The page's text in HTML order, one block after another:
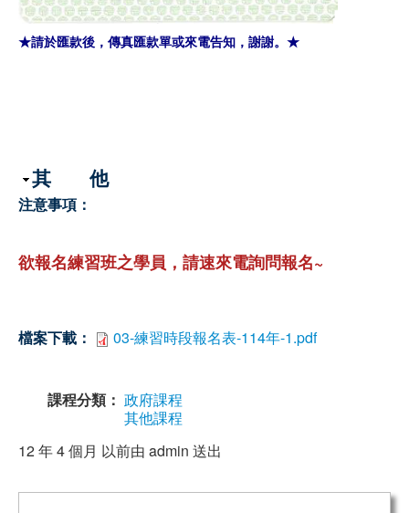
★請於匯款後，傳真匯款單或來電告知，謝謝。★
隱藏
其 他
注意事項：
欲報名練習班之學員，請速來電詢問報名~
檔案下載： 03-練習時段報名表-114年-1.pdf
課程分類： 政府課程
其他課程
12 年 4 個月 以前由 admin 送出